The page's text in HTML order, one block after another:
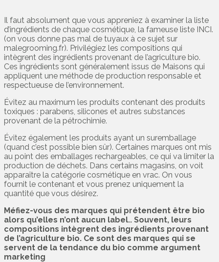
Il faut absolument que vous appreniez à examiner la liste
d’ingrédients de chaque cosmétique, la fameuse liste INCI.
(on vous donne pas mal de tuyaux à ce sujet sur
malegrooming.fr). Privilégiez les compositions qui
intègrent des ingrédients provenant de l’agriculture bio.
Ces ingrédients sont généralement issus de Maisons qui
appliquent une méthode de production responsable et
respectueuse de l’environnement.
Évitez au maximum les produits contenant des produits
toxiques : parabens, silicones et autres substances
provenant de la pétrochimie.
Évitez également les produits ayant un suremballage
(quand c’est possible bien sûr). Certaines marques ont mis
au point des emballages rechargeables, ce qui va limiter la
production de déchets. Dans certains magasins, on voit
apparaître la catégorie cosmétique en vrac. On vous
fournit le contenant et vous prenez uniquement la
quantité que vous désirez.
Méfiez-vous des marques qui prétendent être bio
alors qu’elles n’ont aucun label.. Souvent, leurs
compositions intègrent des ingrédients provenant
de l’agriculture bio. Ce sont des marques qui se
servent de la tendance du bio comme argument
marketing